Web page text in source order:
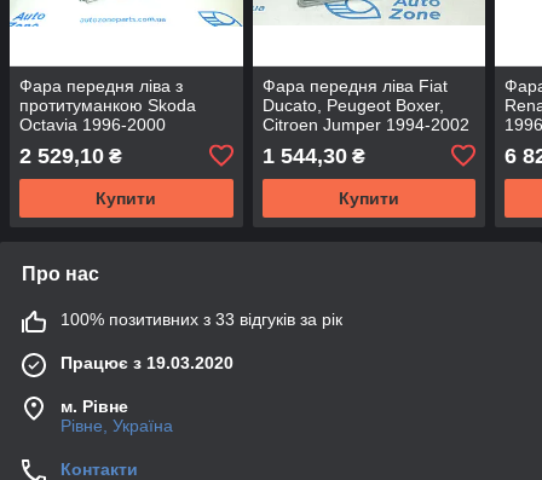
Фара передня ліва з
протитуманкою Skoda
Octavia 1996-2000
2 529,10 ₴
Купити
Фара передня ліва Fiat
Ducato, Peugeot Boxer,
Citroen Jumper 1994-2002
1 544,30₴
Купити
6
Про нас
100% позитивних з 33 відгуків за рік
Працює з 19.03.2020
м. Рівне
Рівне, Україна
Контакти